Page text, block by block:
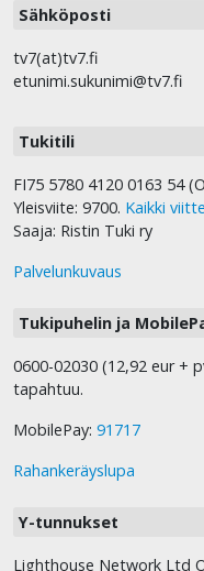
Sähköposti
tv7(at)tv7.fi
etunimi.sukunimi@tv7.fi
Tukitili
FI75 5780 4120 0163 54
Yleisviite: 9700. Kaikki
Saaja: Ristin Tuki ry
Palvelunkuvaus
Tukipuhelin ja
0600-02030 (12,92 eur +
tapahtuu.
MobilePay: 91717
Rahankeräyslupa
Y-tunnukset
Lighthouse Network Ltd